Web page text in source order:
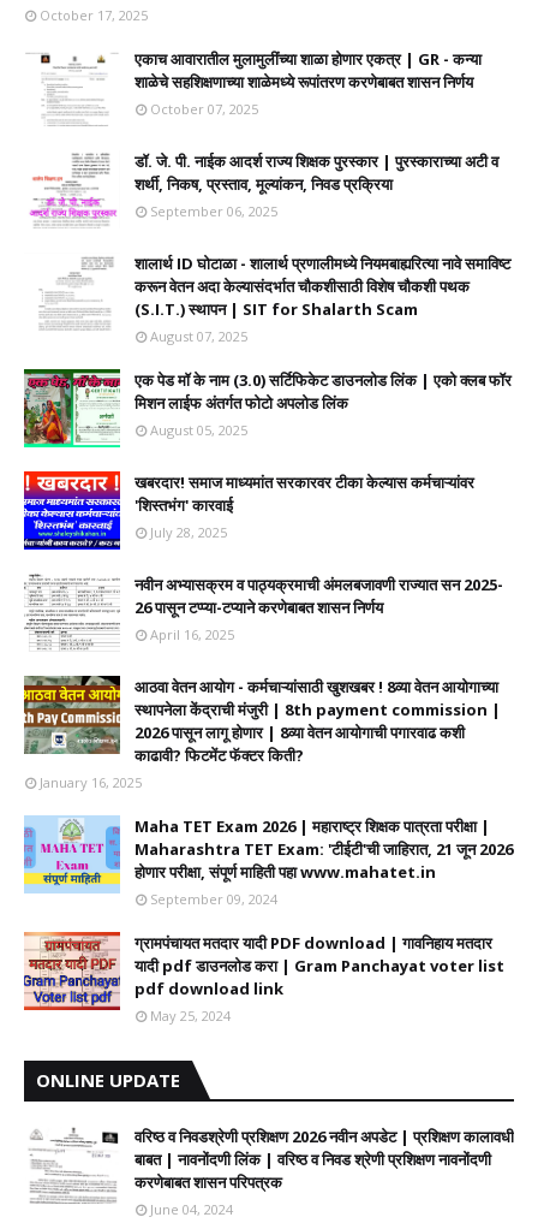
October 17, 2025
एकाच आवारातील मुलामुलींच्या शाळा होणार एकत्र | GR - कन्या
शाळेचे सहशिक्षणाच्या शाळेमध्ये रूपांतरण करणेबाबत शासन निर्णय
October 07, 2025
डॉ. जे. पी. नाईक आदर्श राज्य शिक्षक पुरस्कार | पुरस्काराच्या अटी व
शर्थी, निकष, प्रस्ताव, मूल्यांकन, निवड प्रक्रिया
September 06, 2025
शालार्थ ID घोटाळा - शालार्थ प्रणालीमध्ये नियमबाह्यरित्या नावे समाविष्ट
करून वेतन अदा केल्यासंदर्भात चौकशीसाठी विशेष चौकशी पथक
(S.I.T.) स्थापन | SIT for Shalarth Scam
August 07, 2025
एक पेड मॉ के नाम (3.0) सर्टिफिकेट डाउनलोड लिंक | एको क्लब फॉर
मिशन लाईफ अंतर्गत फोटो अपलोड लिंक
August 05, 2025
खबरदार! समाज माध्यमांत सरकारवर टीका केल्यास कर्मचाऱ्यांवर
'शिस्तभंग' कारवाई
July 28, 2025
नवीन अभ्यासक्रम व पाठ्यक्रमाची अंमलबजावणी राज्यात सन 2025-
26 पासून टप्प्या-टप्याने करणेबाबत शासन निर्णय
April 16, 2025
आठवा वेतन आयोग - कर्मचाऱ्यांसाठी खुशखबर ! 8व्या वेतन आयोगाच्या
स्थापनेला केंद्राची मंजुरी | 8th payment commission |
2026 पासून लागू होणार | 8व्या वेतन आयोगाची पगारवाढ कशी
काढावी? फिटमेंट फॅक्टर किती?
January 16, 2025
Maha TET Exam 2026 | महाराष्ट्र शिक्षक पात्रता परीक्षा |
Maharashtra TET Exam: 'टीईटी'ची जाहिरात, 21 जून 2026
होणार परीक्षा, संपूर्ण माहिती पहा www.mahatet.in
September 09, 2024
ग्रामपंचायत मतदार यादी PDF download | गावनिहाय मतदार
यादी pdf डाउनलोड करा | Gram Panchayat voter list
pdf download link
May 25, 2024
ONLINE UPDATE
वरिष्ठ व निवडश्रेणी प्रशिक्षण 2026 नवीन अपडेट | प्रशिक्षण कालावधी‌
बाबत | नावनोंदणी लिंक | वरिष्ठ व निवड श्रेणी प्रशिक्षण नावनोंदणी
करणेबाबत शासन परिपत्रक
June 04, 2024